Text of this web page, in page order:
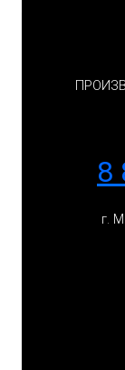
8
г.